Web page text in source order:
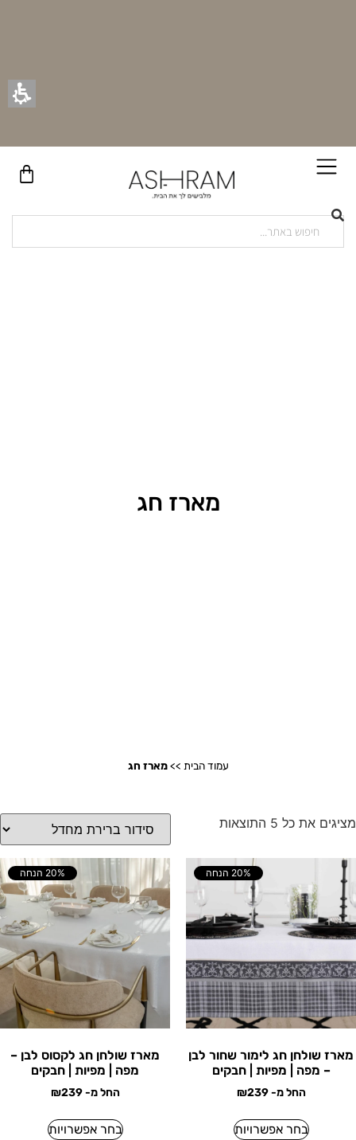
מארז חג
עמוד הבית >>מארז חג
מציגים את כל ⁦5⁩ התוצאות
20% הנחה
מארז שולחן חג לימור שחור לבן
– מפה | מפיות | חבקים
החל מ- ₪239
בחר אפשרויות
20% הנחה
מארז שולחן חג לקסוס לבן –
מפה | מפיות | חבקים
החל מ- ₪239
בחר אפשרויות